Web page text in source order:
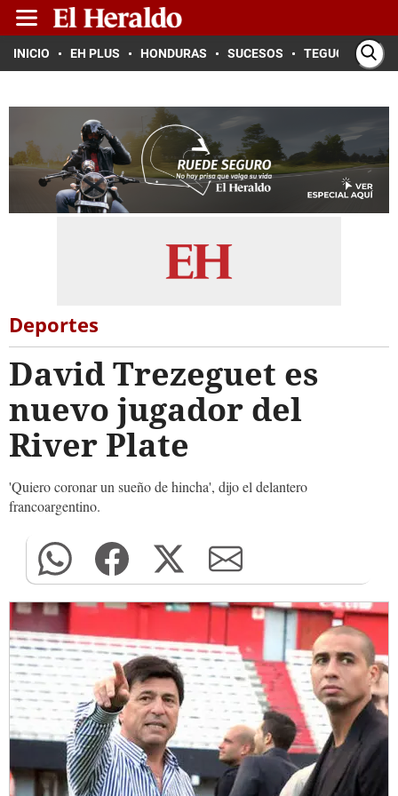
INICIO EH PLUS HONDURAS SUCESOS TEGUCIGALPA
Deportes
David Trezeguet es
nuevo jugador del
River Plate
'Quiero coronar un sueño de hincha', dijo el delantero
francoargentino.